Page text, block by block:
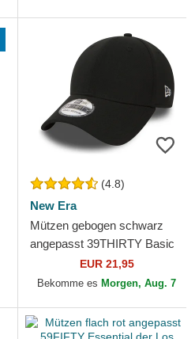
(4.8)
New Era
Mützen gebogen schwarz
angepasst 39THIRTY Basic
Flag von New Era
EUR 21,95
Bekomme es Morgen, Aug. 7